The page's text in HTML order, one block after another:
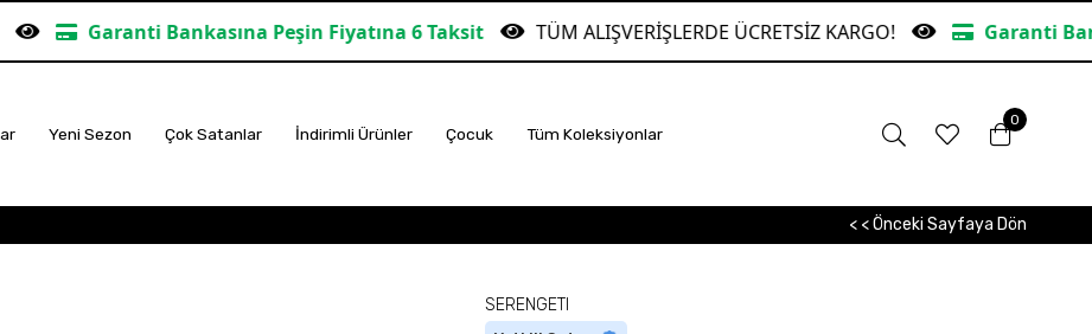
Bankasına Peşin Fiyatına 6 Taksit TÜM ALIŞVERİŞLERDE ÜCRETSİZ KARGO! Garanti Bankasına
Yeni Sezon Çok Satanlar İndirimli Ürünler Çocuk Tüm Koleksiyonlar
0
< < Önceki Sayfaya Dön
SERENGETI